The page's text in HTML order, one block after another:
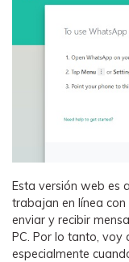
Esta versión web es
trabajan en línea con
enviar y recibir
PC. Por lo tanto, voy
especialmente